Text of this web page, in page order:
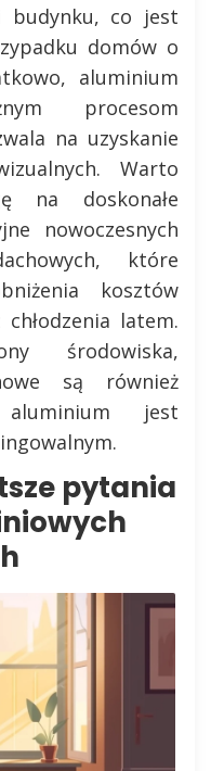
budynku, co jest
domów o
aluminium
procesom
na uzyskanie
Warto
na doskonałe
nowoczesnych
które
kosztów
latem.
środowiska,
są również
jest
pytania